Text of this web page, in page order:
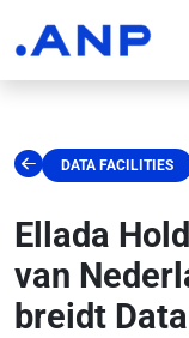
DATA FACILITIES
Ellada
van
breidt